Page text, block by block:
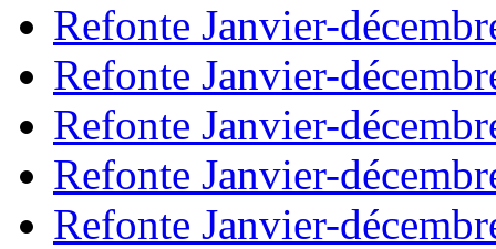
Refonte Janvier-
Refonte Janvier-
Refonte Janvier-
Refonte Janvier-
Refonte Janvier-